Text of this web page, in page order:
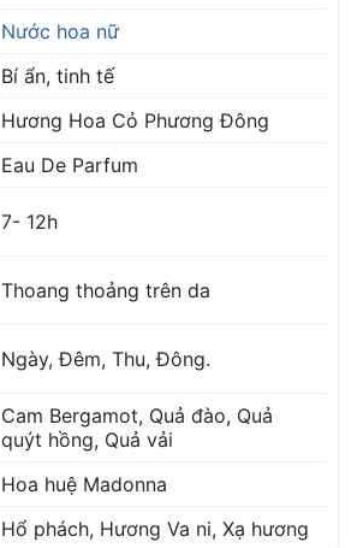
Nước hoa nữ
Bí ẩn, tinh tế
Hương Hoa Cỏ Phương Đông
Eau De Parfum
7- 12h
Thoang thoảng trên da
Ngày, Đêm, Thu, Đông.
Cam Bergamot, Quả đào, Quả
quýt hồng, Quả vải
Hoa huệ Madonna
Hổ phách, Hương Va ni, Xạ hương